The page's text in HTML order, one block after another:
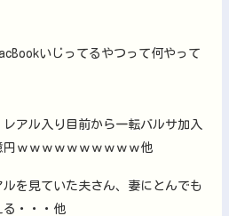
いじってるやつって何やって
レアル入り目前から一転バルサ加入
ｗｗｗｗｗｗｗｗｗｗ他
を見ていた夫さん、妻にとんでも
る・・・他